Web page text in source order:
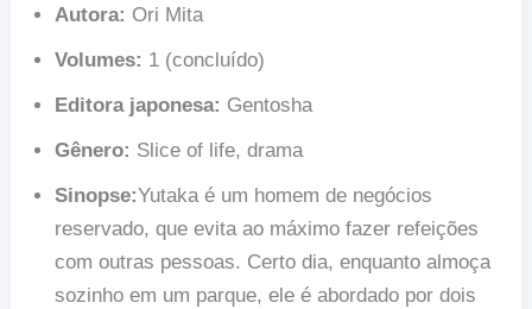
Autora: Ori Mita
Volumes: 1 (concluído)
Editora japonesa: Gentosha
Gênero: Slice of life, drama
Sinopse:Yutaka é um homem de negócios
reservado, que evita ao máximo fazer refeições
com outras pessoas. Certo dia, enquanto almoça
sozinho em um parque, ele é abordado por dois